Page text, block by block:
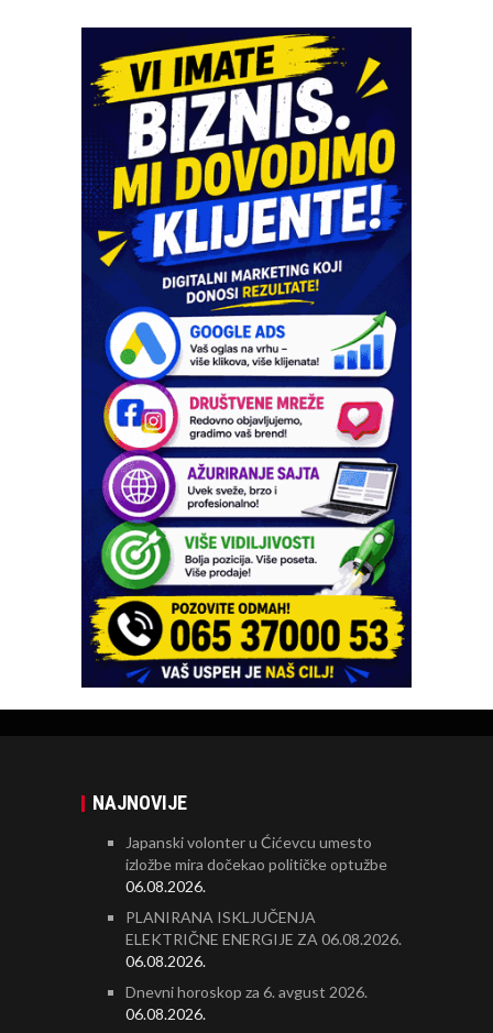
NAJNOVIJE
Japanski volonter u Ćićevcu umesto
izložbe mira dočekao političke optužbe
06.08.2026.
PLANIRANA ISKLJUČENJA
ELEKTRIČNE ENERGIJE ZA 06.08.2026.
06.08.2026.
Dnevni horoskop za 6. avgust 2026.
06.08.2026.